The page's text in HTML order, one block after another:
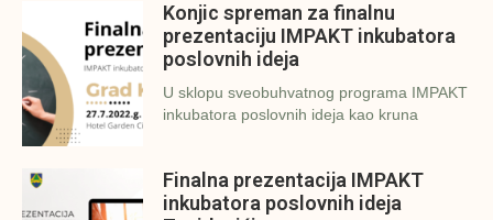
Konjic spreman za finalnu
prezentaciju IMPAKT inkubatora
poslovnih ideja
U sklopu sveobuhvatnog programa IMPAKT
inkubatora poslovnih ideja kao kruna
Finalna prezentacija IMPAKT
inkubatora poslovnih ideja